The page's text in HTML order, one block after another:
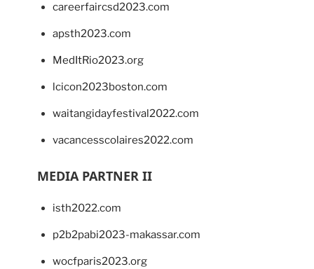
careerfaircsd2023.com
apsth2023.com
MedItRio2023.org
lcicon2023boston.com
waitangidayfestival2022.com
vacancesscolaires2022.com
MEDIA PARTNER II
isth2022.com
p2b2pabi2023-makassar.com
wocfparis2023.org